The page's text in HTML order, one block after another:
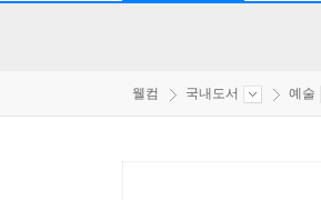
웰컴 국내도서 예술